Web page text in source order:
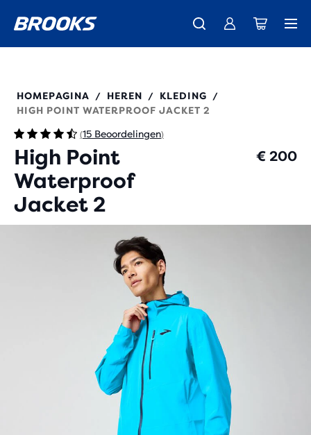
De nieuwe Ghost Amp is binnen - Shop Dames Heren
Maak kennis met de nieuwe Cascadia-collectie - Shop nu
211541HOMEPAGINA / HEREN / KLEDING
/
HIGH POINT WATERPROOF JACKET 2
(15 Beoordelingen)
High Point
Waterproof
Jacket 2
€ 200